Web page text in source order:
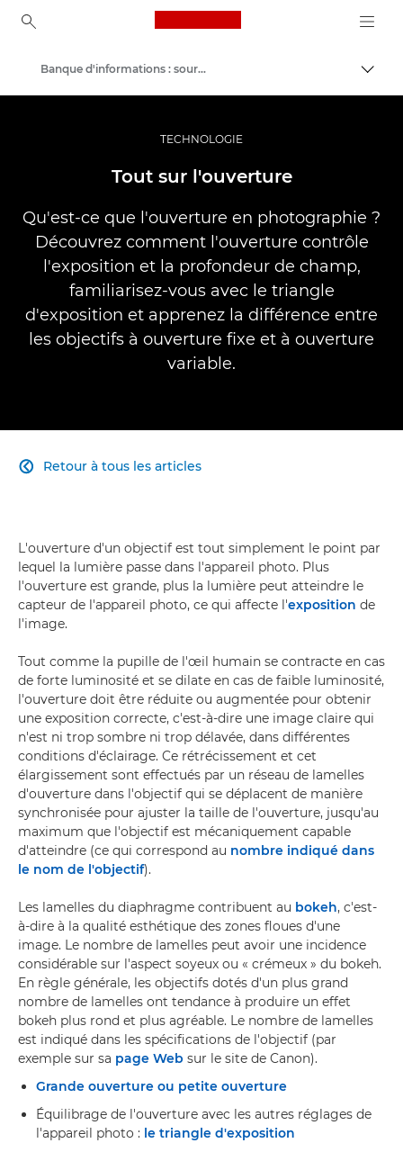
Canon Logo, back to
Vidéo et photographie professionnelles
Banque d'informations : source d'informations sur la photographie
TECHNOLOGIE
Tout sur l'ouverture
Qu'est-ce que l'ouverture en photographie ?
Découvrez comment l'ouverture contrôle
l'exposition et la profondeur de champ,
familiarisez-vous avec le triangle
d'exposition et apprenez la différence entre
les objectifs à ouverture fixe et à ouverture
variable.
Retour à tous les articles

L'ouverture d'un objectif est tout simplement le point par
lequel la lumière passe dans l'appareil photo. Plus
l'ouverture est grande, plus la lumière peut atteindre le
capteur de l'appareil photo, ce qui affecte l'exposition de
l'image.
Tout comme la pupille de l'œil humain se contracte en cas
de forte luminosité et se dilate en cas de faible luminosité,
l'ouverture doit être réduite ou augmentée pour obtenir
une exposition correcte, c'est-à-dire une image claire qui
n'est ni trop sombre ni trop délavée, dans différentes
conditions d'éclairage. Ce rétrécissement et cet
élargissement sont effectués par un réseau de lamelles
d'ouverture dans l'objectif qui se déplacent de manière
synchronisée pour ajuster la taille de l'ouverture, jusqu'au
maximum que l'objectif est mécaniquement capable
d'atteindre (ce qui correspond au nombre indiqué dans
le nom de l'objectif).
Les lamelles du diaphragme contribuent au bokeh, c'est-
à-dire à la qualité esthétique des zones floues d'une
image. Le nombre de lamelles peut avoir une incidence
considérable sur l'aspect soyeux ou « crémeux » du bokeh.
En règle générale, les objectifs dotés d'un plus grand
nombre de lamelles ont tendance à produire un effet
bokeh plus rond et plus agréable. Le nombre de lamelles
est indiqué dans les spécifications de l'objectif (par
exemple sur sa page Web sur le site de Canon).
Grande ouverture ou petite ouverture
Équilibrage de l'ouverture avec les autres réglages de
l'appareil photo : le triangle d'exposition